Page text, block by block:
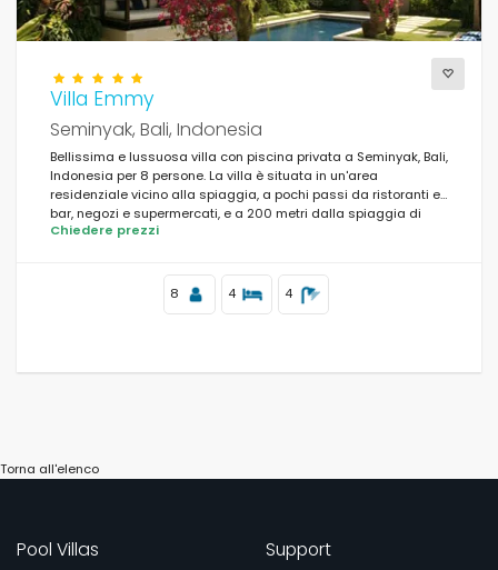
Villa Emmy
Seminyak, Bali, Indonesia
Bellissima e lussuosa villa con piscina privata a Seminyak, Bali,
Indonesia per 8 persone. La villa è situata in un'area
residenziale vicino alla spiaggia, a pochi passi da ristoranti e
bar, negozi e supermercati, e a 200 metri dalla spiaggia di
Petitenget.
Chiedere prezzi
8 4 4
Torna all'elenco
Pool Villas Support